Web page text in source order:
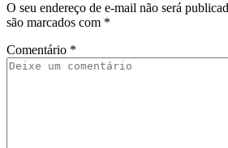
O seu endereço de e-mail não será
são marcados com *
Comentário *